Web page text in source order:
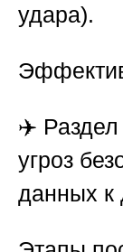
удара).
✈️
угроз
данных к